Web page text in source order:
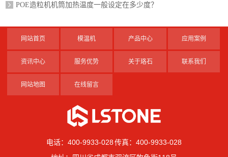
POE造粒机机筒加热温度一般设定在多少度？
网站首页 模温机 产品中心 应用案例
资讯中心 服务优势 关于珞石 联系我们
网站地图 在线留言
电话：400-9933-028 传真：400-9933-028